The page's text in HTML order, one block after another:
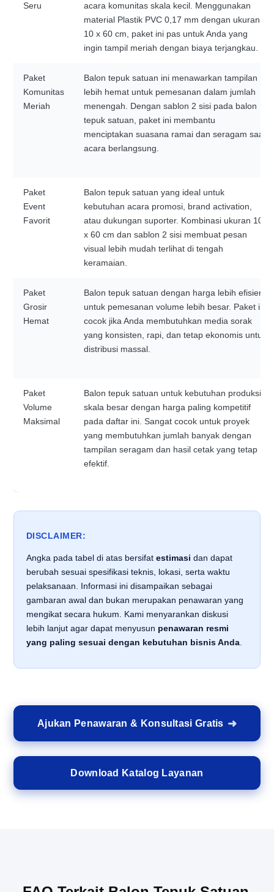
Seru
acara komunitas skala kecil. Menggunakan
material Plastik PVC 0,17 mm dengan ukuran
10 x 60 cm, paket ini pas untuk Anda yang
ingin tampil meriah dengan biaya terjangkau.
Paket
Komunitas
Meriah
Balon tepuk satuan ini menawarkan tampilan
lebih hemat untuk pemesanan dalam jumlah
menengah. Dengan sablon 2 sisi pada balon
tepuk satuan, paket ini membantu
menciptakan suasana ramai dan seragam saat
acara berlangsung.
Paket
Event
Favorit
Balon tepuk satuan yang ideal untuk
kebutuhan acara promosi, brand activation,
atau dukungan suporter. Kombinasi ukuran 10
x 60 cm dan sablon 2 sisi membuat pesan
visual lebih mudah terlihat di tengah
keramaian.
Paket
Grosir
Hemat
Balon tepuk satuan dengan harga lebih efisien
untuk pemesanan volume lebih besar. Paket ini
cocok jika Anda membutuhkan media sorak
yang konsisten, rapi, dan tetap ekonomis untuk
distribusi massal.
Paket
Volume
Maksimal
Balon tepuk satuan untuk kebutuhan produksi
skala besar dengan harga paling kompetitif
pada daftar ini. Sangat cocok untuk proyek
yang membutuhkan jumlah banyak dengan
tampilan seragam dan hasil cetak yang tetap
efektif.
DISCLAIMER:
Angka pada tabel di atas bersifat estimasi dan dapat
berubah sesuai spesifikasi teknis, lokasi, serta waktu
pelaksanaan. Informasi ini disampaikan sebagai
gambaran awal dan bukan merupakan penawaran yang
mengikat secara hukum. Kami menyarankan diskusi
lebih lanjut agar dapat menyusun penawaran resmi
yang paling sesuai dengan kebutuhan bisnis Anda.
Ajukan Penawaran & Konsultasi Gratis
Download Katalog Layanan